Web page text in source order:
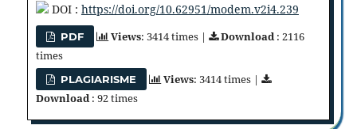
DOI : https://doi.org/10.62951/modem.v2i4.239
PDF Views: 3414 times | Download : 2116
times
PLAGIARISME Views: 3414 times |
Download: 92 times